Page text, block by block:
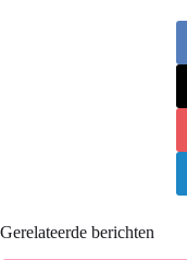
Gerelateerde berichten